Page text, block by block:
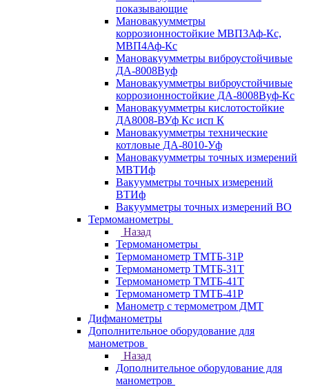
показывающие
Мановакуумметры
коррозионностойкие МВП3Аф-Кс,
МВП4Аф-Кс
Мановакуумметры виброустойчивые
ДА-8008Вуф
Мановакуумметры виброустойчивые
коррозионностойкие ДА-8008Вуф-Кс
Мановакуумметры кислотостойкие
ДА8008-ВУф Кс исп К
Мановакуумметры технические
котловые ДА-8010-Уф
Мановакуумметры точных измерений
МВТИф
Вакуумметры точных измерений
ВТИф
Вакуумметры точных измерений ВО
Термоманометры
Назад
Термоманометры
Термоманометр ТМТБ-31Р
Термоманометр ТМТБ-31Т
Термоманометр ТМТБ-41Т
Термоманометр ТМТБ-41Р
Манометр с термометром ДМТ
Дифманометры
Дополнительное оборудование для
манометров
Назад
Дополнительное оборудование для
манометров